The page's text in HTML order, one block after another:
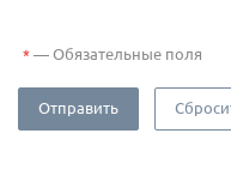
*—Обязательные поля
Отправить